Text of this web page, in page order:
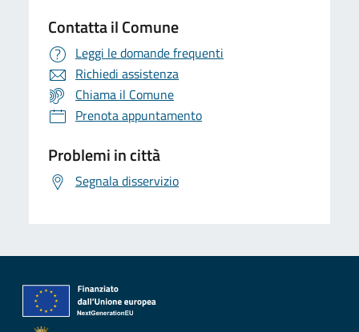
Contatta il Comune
Leggi le domande frequenti
Richiedi assistenza
Chiama il Comune
Prenota appuntamento
Problemi in città
Segnala disservizio